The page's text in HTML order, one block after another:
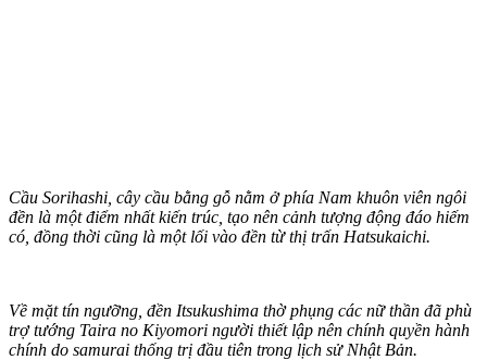
Cầu Sorihashi, cây cầu bằng gỗ nằm ở phía Nam khuôn viên ngôi
đền là một điểm nhất kiến trúc, tạo nên cảnh tượng động đáo hiếm
có, đồng thời cũng là một lối vào đền từ thị trấn Hatsukaichi.
Về mặt tín ngưỡng, đền Itsukushima thờ phụng các nữ thần đã phù
trợ tướng Taira no Kiyomori người thiết lập nên chính quyền hành
chính do samurai thống trị đầu tiên trong lịch sử Nhật Bản.